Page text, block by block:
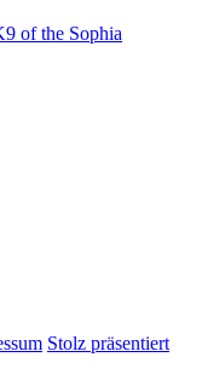
of the Sophia
Stolz präsentiert